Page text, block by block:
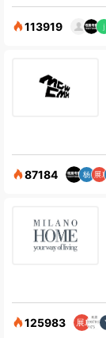
113919
87184
125983